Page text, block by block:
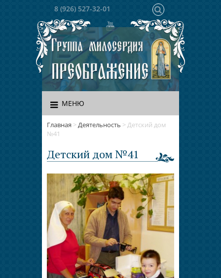
8 (926) 527-32-01
МЕНЮ
Главная >Деятельность >Детский дом
№41
Детский дом №41